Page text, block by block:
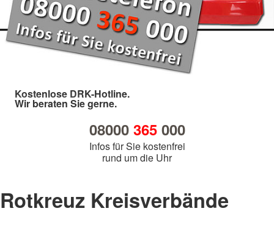
Kostenlose DRK-Hotline.
Wir beraten Sie gerne.
08000 365000
Infos für Sie kostenfrei
rund um die Uhr
Rotkreuz Kreisverbände